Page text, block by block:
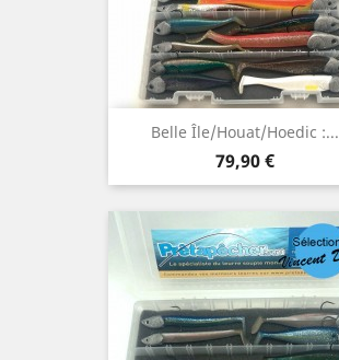
Belle Île/Houat/Hoedic :...
Prix
79,90 €